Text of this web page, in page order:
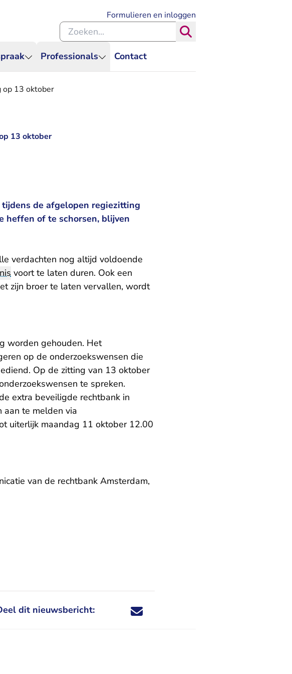
Professionals Contact
Formulieren en inloggen
Zoeken binnen de Rechtspraak
op 13 oktober
13 oktober
de afgelopen regiezitting
heffen of te schorsen, blijven
verdachten nog altijd voldoende
voort te laten duren. Ook een
zijn broer te laten vervallen, wordt
worden gehouden. Het
op de onderzoekswensen die
Op de zitting van 13 oktober
te spreken.
extra beveiligde rechtbank in
aan te melden via
uiterlijk maandag 11 oktober 12.00
van de rechtbank Amsterdam,
dit nieuwsbericht: Deel dit nieuwsbericht via X - U verlaat
Deel dit nieuwsbericht via Facebook - U
Deel dit nieuwsbericht via e-mail
Deel dit nieuwsbericht via LinkedIn - U